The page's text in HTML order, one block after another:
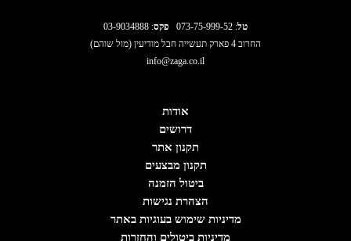
טל:
073-75-999-52 פקס: 03-9034888
החרוב 4 פארק תעשייה חבל מודיעין (מול שוהם)
info@zaga.co.il
אודות
דרושים
תקנון אתר
תקנון מבצעים
ביטול הזמנה
הצהרת נגישות
מדיניות שימוש בעוגיות באתר
מדיניות ביטולים והחזרות